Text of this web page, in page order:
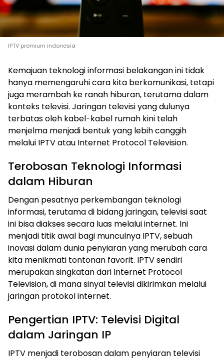
IPTV premium indonesia
Kemajuan teknologi informasi belakangan ini tidak
hanya memengaruhi cara kita berkomunikasi, tetapi
juga merambah ke ranah hiburan, terutama dalam
konteks televisi. Jaringan televisi yang dulunya
terbatas oleh kabel-kabel rumah kini telah
menjelma menjadi bentuk yang lebih canggih
melalui IPTV atau Internet Protocol Television.
Terobosan Teknologi Informasi
dalam Hiburan
Dengan pesatnya perkembangan teknologi
informasi, terutama di bidang jaringan, televisi saat
ini bisa diakses secara luas melalui internet. Ini
menjadi titik awal bagi munculnya IPTV, sebuah
inovasi dalam dunia penyiaran yang merubah cara
kita menikmati tontonan favorit. IPTV sendiri
merupakan singkatan dari Internet Protocol
Television, di mana sinyal televisi dikirimkan melalui
jaringan protokol internet.
Pengertian IPTV: Televisi Digital
dalam Jaringan IP
IPTV menjadi terobosan dalam penyiaran televisi